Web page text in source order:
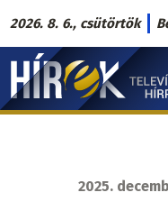
Ugrás
a
tartalomra
2026. 8. 6., csütörtök
Hírek.sk
fő
2025.